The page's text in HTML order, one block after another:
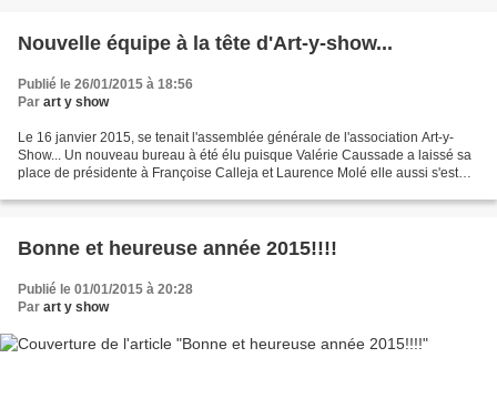
Nouvelle équipe à la tête d'Art-y-show...
Publié le 26/01/2015 à 18:56
Par art y show
Le 16 janvier 2015, se tenait l'assemblée générale de l'association Art-y-
Show... Un nouveau bureau à été élu puisque Valérie Caussade a laissé sa
place de présidente à Françoise Calleja et Laurence Molé elle aussi s'est
Bonne et heureuse année 2015!!!!
Publié le 01/01/2015 à 20:28
Par art y show